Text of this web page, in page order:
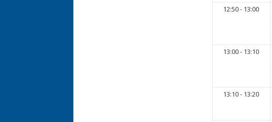
12:50 - 13:00
13:00 - 13:10
13:10 - 13:20